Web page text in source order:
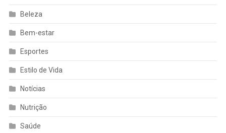
Beleza
Bem-estar
Esportes
Estilo de Vida
Notícias
Nutrição
Saúde